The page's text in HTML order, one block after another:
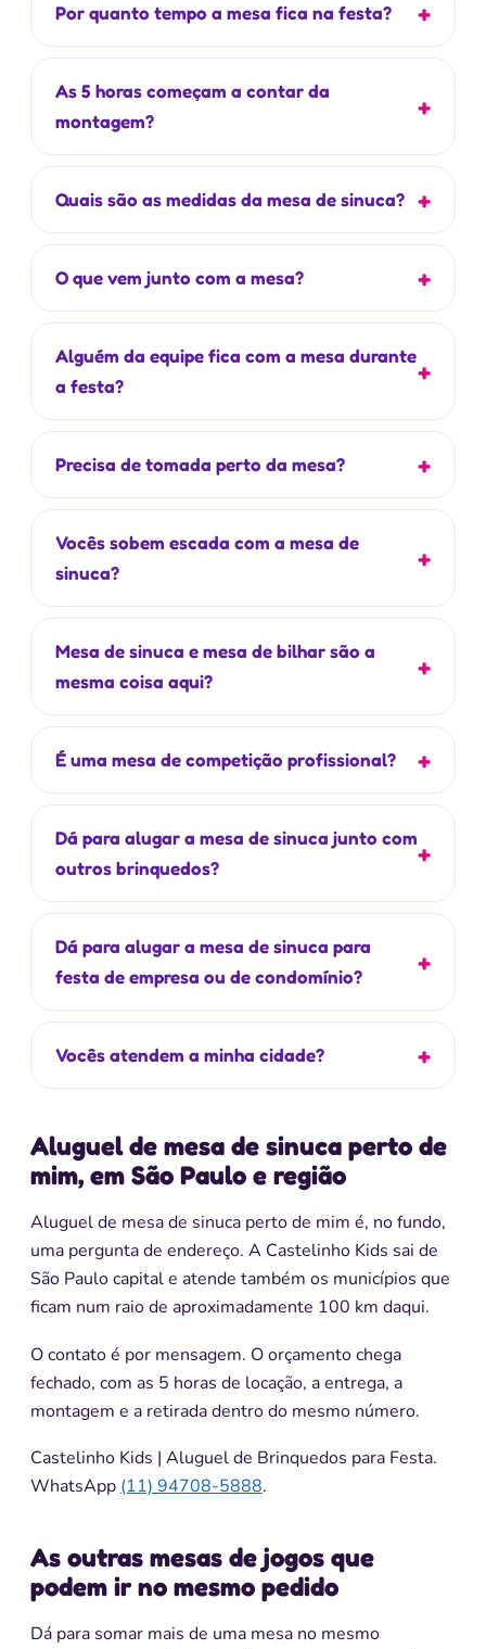
Por quanto tempo a mesa fica na festa?
As 5 horas começam a contar da
montagem?
Quais são as medidas da mesa de sinuca?
O que vem junto com a mesa?
Alguém da equipe fica com a mesa durante
a festa?
Precisa de tomada perto da mesa?
Vocês sobem escada com a mesa de
sinuca?
Mesa de sinuca e mesa de bilhar são a
mesma coisa aqui?
É uma mesa de competição profissional?
Dá para alugar a mesa de sinuca junto com
outros brinquedos?
Dá para alugar a mesa de sinuca para
festa de empresa ou de condomínio?
Vocês atendem a minha cidade?
Aluguel de mesa de sinuca perto de
mim, em São Paulo e região
Aluguel de mesa de sinuca perto de mim é, no fundo,
uma pergunta de endereço. A Castelinho Kids sai de
São Paulo capital e atende também os municípios que
ficam num raio de aproximadamente 100 km daqui.
O contato é por mensagem. O orçamento chega
fechado, com as 5 horas de locação, a entrega, a
montagem e a retirada dentro do mesmo número.
Castelinho Kids | Aluguel de Brinquedos para Festa.
WhatsApp (11) 94708-5888.
As outras mesas de jogos que
podem ir no mesmo pedido
Dá para somar mais de uma mesa no mesmo